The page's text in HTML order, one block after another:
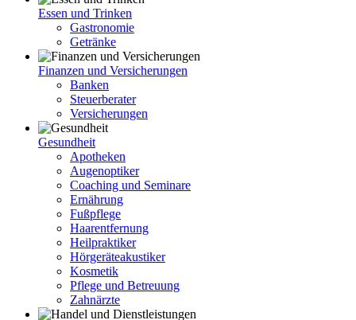
Essen und Trinken
Gastronomie
Getränke
Finanzen und Versicherungen
Banken
Steuerberater
Versicherungen
Gesundheit
Apotheken
Augenoptiker
Coaching und Seminare
Ernährung
Fußpflege
Haarentfernung
Heilpraktiker
Hörgeräteakustiker
Kosmetik
Pflege und Betreuung
Zahnärzte